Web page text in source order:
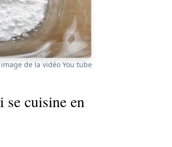
de la vidéo You tube
se cuisine en